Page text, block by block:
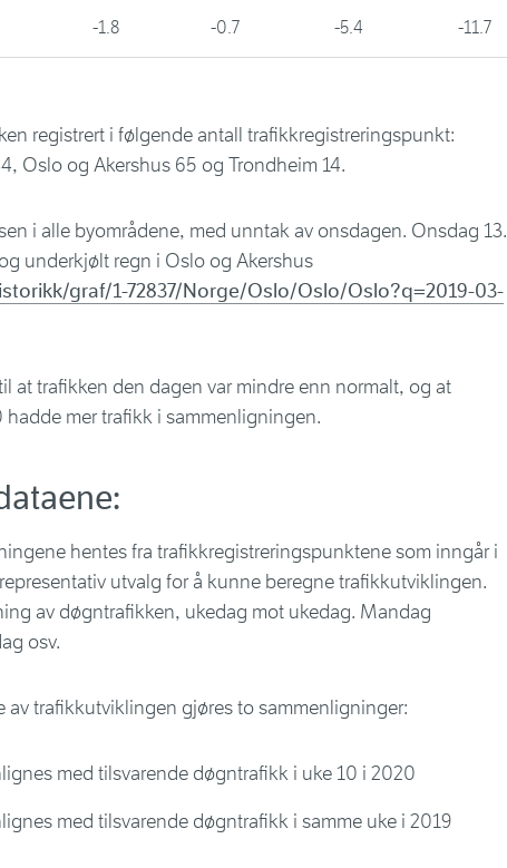
-1.8 -0.7 -5.4 -11.7
registrert i følgende antall trafikkregistreringspunkt:
Oslo og Akershus 65 og Trondheim 14.
i alle byområdene, med unntak av onsdagen. Onsdag 13.
underkjølt regn i Oslo og Akershus
graf/1-72837/Norge/Oslo/Oslo/Oslo?q=2019-03-
at trafikken den dagen var mindre enn normalt, og at
mer trafikk i sammenligningen.
hentes fra trafikkregistreringspunktene som inngår i
utvalg for å kunne beregne trafikkutviklingen.
av døgntrafikken, ukedag mot ukedag. Mandag
osv.
av trafikkutviklingen gjøres to sammenligninger:
med tilsvarende døgntrafikk i uke 10 i 2020
med tilsvarende døgntrafikk i samme uke i 2019